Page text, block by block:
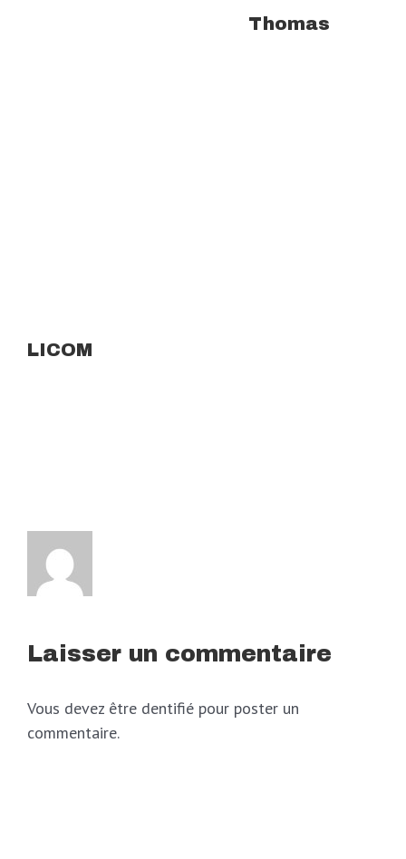
Thomas
LICOM
Laisser un commentaire
Vous devez être dentifié pour poster un
commentaire.